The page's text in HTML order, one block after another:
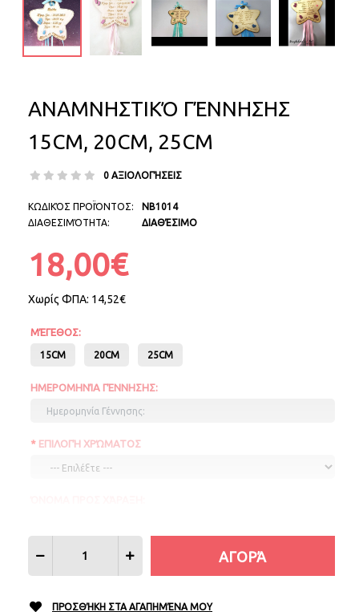
ΑΝΑΜΝΗΣΤΙΚΌ ΓΈΝΝΗΣΗΣ
15CM, 20CM, 25CM
0 ΑΞΙΟΛΟΓΉΣΕΙΣ
ΚΩΔΙΚΌΣ ΠΡΟΪΌΝΤΟΣ:
ΔΙΑΘΕΣΙΜΌΤΗΤΑ:
NB1014
ΔΙΑΘΈΣΙΜΟ
18,00€
Χωρίς ΦΠΑ: 14,52€
ΜΈΓΕΘΟΣ:
15CM 20CM 25CM
ΗΜΕΡΟΜΗΝΊΑ ΓΈΝΝΗΣΗΣ:
ΕΠΙΛΟΓΉ ΧΡΏΜΑΤΟΣ
ΏΡΑ:
ΠΡΟΣΘΉΚΗ ΣΤΑ ΑΓΑΠΗΜΈΝΑ ΜΟΥ